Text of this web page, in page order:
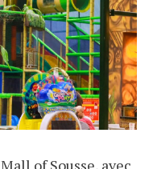
of Sousse, avec